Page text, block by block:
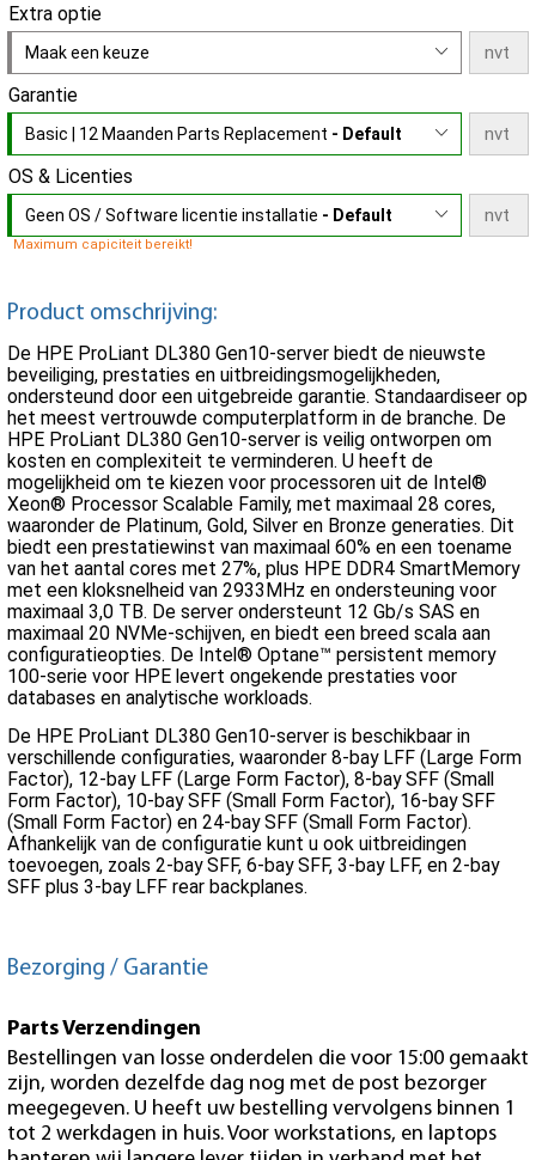
Extra optie
Maak een keuze
Garantie
Basic | 12 Maanden Parts Replacement - Default
OS & Licenties
Geen OS / Software licentie installatie - Default
Maximum capiciteit bereikt!
Product omschrijving:
De HPE ProLiant DL380 Gen10-server biedt de nieuwste
beveiliging, prestaties en uitbreidingsmogelijkheden,
ondersteund door een uitgebreide garantie. Standaardiseer op
het meest vertrouwde computerplatform in de branche. De
HPE ProLiant DL380 Gen10-server is veilig ontworpen om
kosten en complexiteit te verminderen. U heeft de
mogelijkheid om te kiezen voor processoren uit de Intel®
Xeon® Processor Scalable Family, met maximaal 28 cores,
waaronder de Platinum, Gold, Silver en Bronze generaties. Dit
biedt een prestatiewinst van maximaal 60% en een toename
van het aantal cores met 27%, plus HPE DDR4 SmartMemory
met een kloksnelheid van 2933MHz en ondersteuning voor
maximaal 3,0 TB. De server ondersteunt 12 Gb/s SAS en
maximaal 20 NVMe-schijven, en biedt een breed scala aan
configuratieopties. De Intel® Optane™ persistent memory
100-serie voor HPE levert ongekende prestaties voor
databases en analytische workloads.
De HPE ProLiant DL380 Gen10-server is beschikbaar in
verschillende configuraties, waaronder 8-bay LFF (Large Form
Factor), 12-bay LFF (Large Form Factor), 8-bay SFF (Small
Form Factor), 10-bay SFF (Small Form Factor), 16-bay SFF
(Small Form Factor) en 24-bay SFF (Small Form Factor).
Afhankelijk van de configuratie kunt u ook uitbreidingen
toevoegen, zoals 2-bay SFF, 6-bay SFF, 3-bay LFF, en 2-bay
SFF plus 3-bay LFF rear backplanes.
Bezorging / Garantie
Parts Verzendingen
Bestellingen van losse onderdelen die voor 15:00 gemaakt
zijn, worden dezelfde dag nog met de post bezorger
meegegeven. U heeft uw bestelling vervolgens binnen 1
tot 2 werkdagen in huis. Voor workstations, en laptops